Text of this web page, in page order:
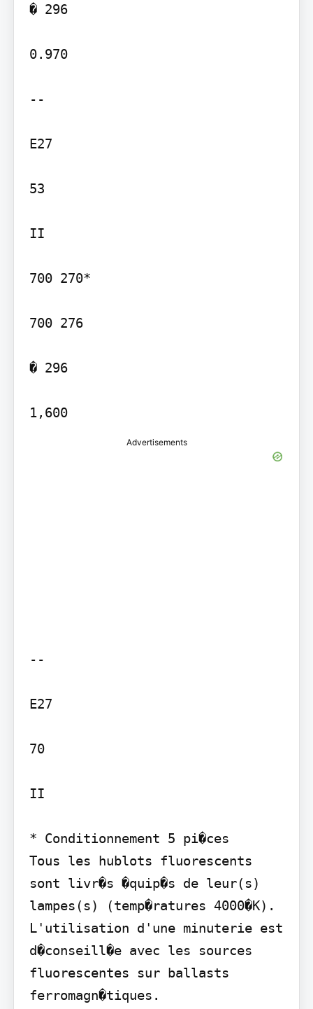
� 296
0.970
--
E27
53
II
700 270*
700 276
� 296
1,600
Advertisements
--
E27
70
II
* Conditionnement 5 pi�ces
Tous les hublots fluorescents
sont livr�s �quip�s de leur(s)
lampes(s) (temp�ratures 4000�K).
L'utilisation d'une minuterie est
d�conseill�e avec les sources
fluorescentes sur ballasts
ferromagn�tiques.